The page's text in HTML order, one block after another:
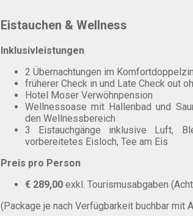
Eistauchen & Wellness
Inklusivleistungen
2 Übernachtungen im
früherer Check in und Late Check out
Hotel Moser Verwöhnpension
Wellnessoase mit Hallenbad und
den Wellnessbereich
3 Eistauchgänge inklusive Luft,
vorbereitetes Eisloch, Tee am Eis
Preis pro Person
€ 289,00 exkl. Tourismusabgaben
(Package je nach Verfügbarkeit buchbar mit